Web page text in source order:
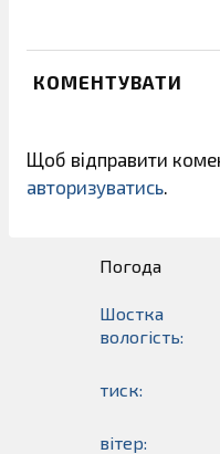
КОМЕНТУВАТИ
Щоб відправити
авторизуватись
Погода
Шостка
вологість:
тиск:
вітер: